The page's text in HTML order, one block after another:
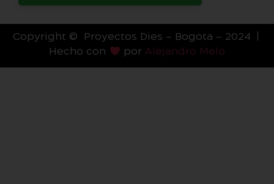
Copyright © Proyectos Dies – Bogota – 2024 |
Hecho con
por Alejandro Melo